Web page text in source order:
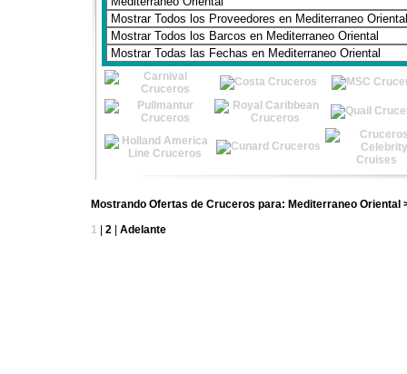
Mostrando Ofertas de Cruceros para: Mediterraneo Oriental
1
2 Adelante